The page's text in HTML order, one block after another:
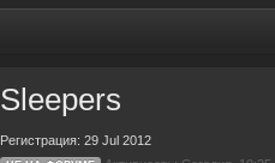
Sleepers
Регистрация: 29 Jul 2012